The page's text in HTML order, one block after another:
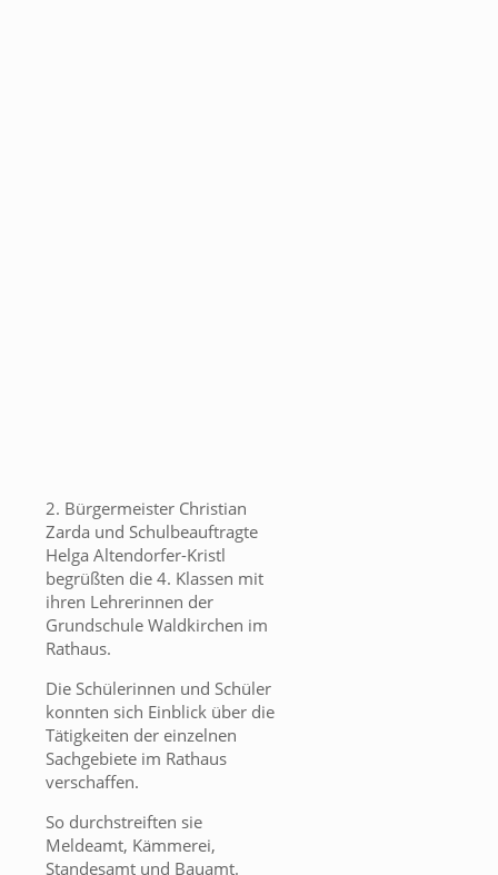
2. Bürgermeister Christian
Zarda und Schulbeauftragte
Helga Altendorfer-Kristl
begrüßten die 4. Klassen mit
ihren Lehrerinnen der
Grundschule Waldkirchen im
Rathaus.
Die Schülerinnen und Schüler
konnten sich Einblick über die
Tätigkeiten der einzelnen
Sachgebiete im Rathaus
verschaffen.
So durchstreiften sie
Meldeamt, Kämmerei,
Standesamt und Bauamt.